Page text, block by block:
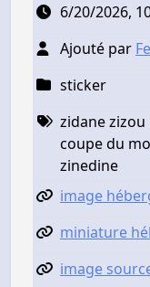
6/20/2026,
Ajouté par
sticker
zidane
coupe du
zinedine
image
miniature
image